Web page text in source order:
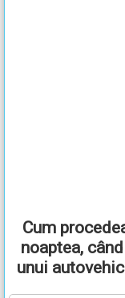
Cum
noaptea,
unui